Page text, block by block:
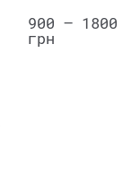
900 — 1800
грн